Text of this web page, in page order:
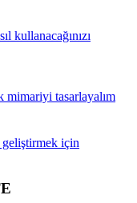
kullanacağınızı
mimariyi tasarlayalım
için